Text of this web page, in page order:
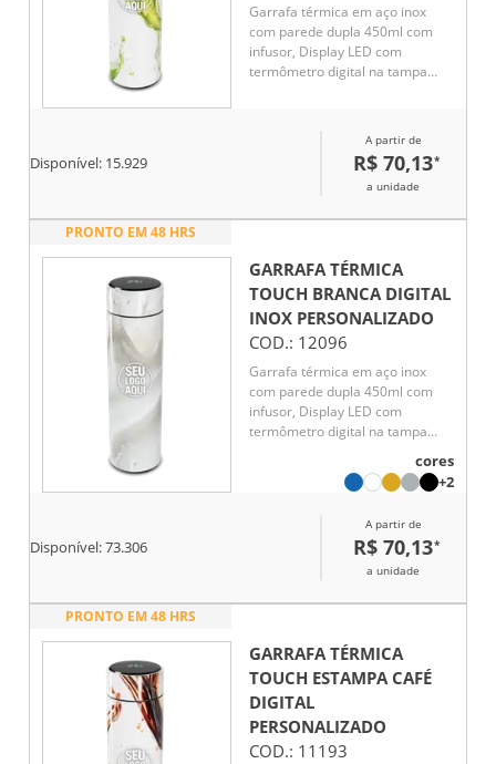
Garrafa térmica em aço inox
com parede dupla 450ml com
infusor, Display LED com
termômetro digital na tampa
Disponível: 15.929
A partir de
R$ 70,13*
a unidade
PRONTO EM 48 HRS
GARRAFA TÉRMICA
TOUCH BRANCA DIGITAL
INOX PERSONALIZADO
COD.: 12096
Garrafa térmica em aço inox
com parede dupla 450ml com
infusor, Display LED com
termômetro digital na tampa
líquido, Conserva líquido quente
por até 5 horas e líquido frio até
cores
+2
Disponível:73.306
A partir de
R$ 70,13*
a unidade
PRONTO EM 48 HRS
GARRAFA TÉRMICA
TOUCH ESTAMPA CAFÉ
DIGITAL
PERSONALIZADO
COD.: 11193